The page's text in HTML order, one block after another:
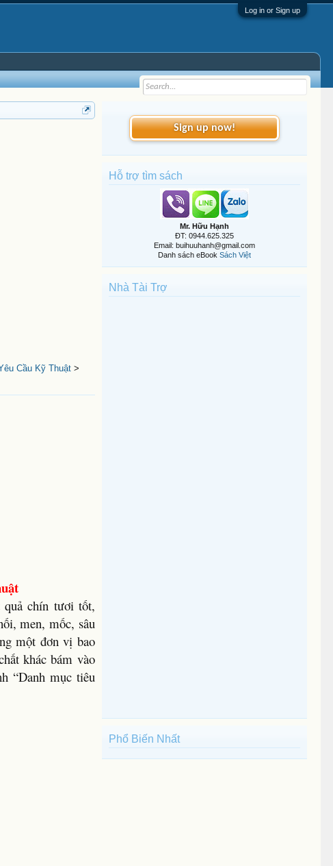
Log in or Sign up
Cầu Kỹ Thuật >
quả chín tươi tốt,
men, mốc, sâu
một đơn vị bao
khác bám vào
“Danh mục tiêu
Sign up now!
Hỗ trợ tìm sách
Mr. Hữu Hạnh
ĐT: 0944.625.325
Email: buihuuhanh@gmail.com
Danh sách eBook Sách Việt
Nhà Tài Trợ
Phổ Biến Nhất